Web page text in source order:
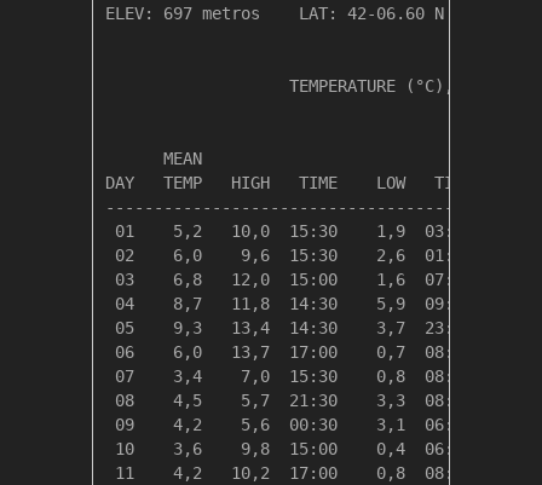
ELEV: 697 metros    LAT: 42-06.60 N    LONG:
TEMPERATURE (°C), RAIN
MEAN
DAY   TEMP   HIGH   TIME    LOW   TIME
01    5,2   10,0  15:30    1,9  03:30
02    6,0    9,6  15:30    2,6  01:30
03    6,8   12,0  15:00    1,6  07:30
04    8,7   11,8  14:30    5,9  09:00
05    9,3   13,4  14:30    3,7  23:59
06    6,0   13,7  17:00    0,7  08:30
07    3,4    7,0  15:30    0,8  08:30
08    4,5    5,7  21:30    3,3  08:00
09    4,2    5,6  00:30    3,1  06:00
10    3,6    9,8  15:00    0,4  06:00
11    4,2   10,2  17:00    0,8  08:30